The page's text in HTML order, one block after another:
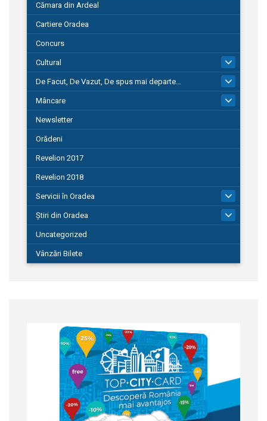
Cămara din Ardeal
Cartiere Oradea
Concurs
Cultural
De Facut, De Vazut, De spus mai departe…
580
Mâncare
Newsletter
Orădeni
Revelion 2017
Revelion 2018
Servicii în Oradea
Știri din Oradea
Uncategorized
Vânzări Bilete